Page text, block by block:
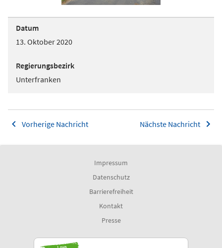
Datum
13. Oktober 2020
Regierungsbezirk
Unterfranken
Vorherige Nachricht Nächste Nachricht
Impressum
Datenschutz
Barrierefreiheit
Kontakt
Presse